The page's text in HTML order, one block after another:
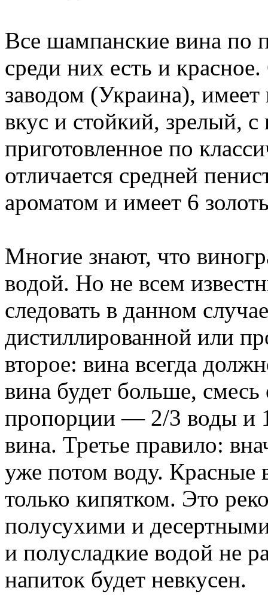
Все шампанские вина
среди них есть и
заводом (Украина),
вкус и стойкий, зрелый, с
приготовленное по
отличается средней
ароматом и имеет 6
Многие знают, что
водой. Но не всем
следовать в данном
дистиллированной или
второе: вина всегда
вина будет больше,
пропорции — 2/3 воды и
вина. Третье правило:
уже потом воду. Красные
только кипятком. Это
полусухими и
и полусладкие водой не
напиток будет невкусен.